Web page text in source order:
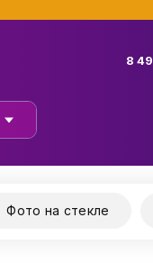
8
Фото на стекле